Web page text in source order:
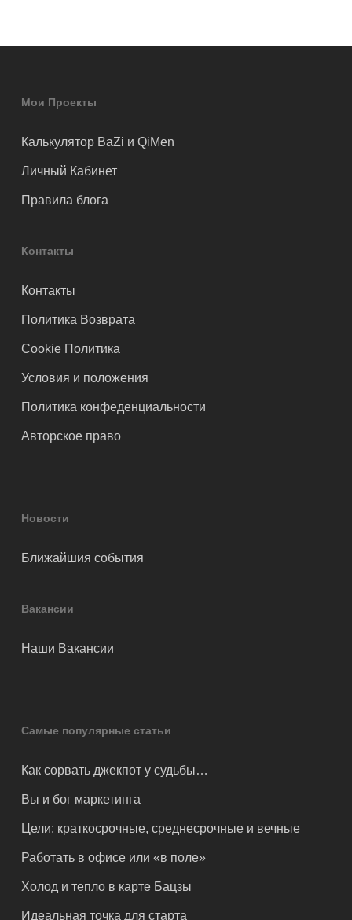
Мои Проекты
Калькулятор BaZi и QiMen
Личный Кабинет
Правила блога
Контакты
Контакты
Политика Возврата
Cookie Политика
Условия и положения
Политика конфеденциальности
Авторское право
Новости
Ближайшия события
Вакансии
Наши Вакансии
Самые популярные статьи
Как сорвать джекпот у судьбы…
Вы и бог маркетинга
Цели: краткосрочные, среднесрочные и вечные
Работать в офисе или «в поле»
Холод и тепло в карте Бацзы
Идеальная точка для старта